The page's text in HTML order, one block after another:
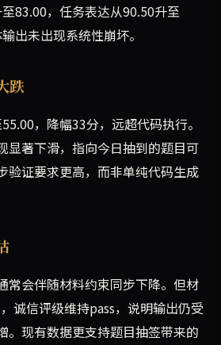
83.00，任务表达从90.50升至
出未出现系统性崩坏。
跌
，降幅33分，远超代码执行。
显著下滑，指向今日抽到的题目可
验证要求更高，而非单纯代码生成
常会伴随材料约束同步下降。但材
诚信评级维持pass，说明输出仍受
。现有数据更支持题目抽签带来的